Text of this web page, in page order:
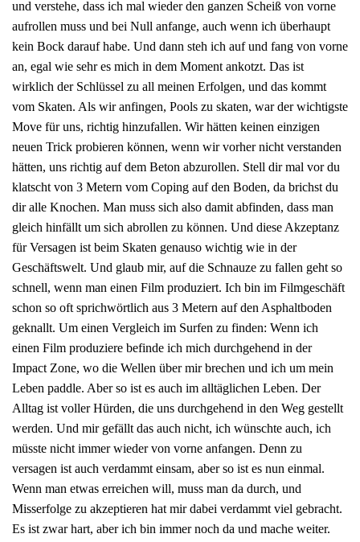
und verstehe, dass ich mal wieder den ganzen Scheiß von vorne
aufrollen muss und bei Null anfange, auch wenn ich überhaupt
kein Bock darauf habe. Und dann steh ich auf und fang von vorne
an, egal wie sehr es mich in dem Moment ankotzt. Das ist
wirklich der Schlüssel zu all meinen Erfolgen, und das kommt
vom Skaten. Als wir anfingen, Pools zu skaten, war der wichtigste
Move für uns, richtig hinzufallen. Wir hätten keinen einzigen
neuen Trick probieren können, wenn wir vorher nicht verstanden
hätten, uns richtig auf dem Beton abzurollen. Stell dir mal vor du
klatscht von 3 Metern vom Coping auf den Boden, da brichst du
dir alle Knochen. Man muss sich also damit abfinden, dass man
gleich hinfällt um sich abrollen zu können. Und diese Akzeptanz
für Versagen ist beim Skaten genauso wichtig wie in der
Geschäftswelt. Und glaub mir, auf die Schnauze zu fallen geht so
schnell, wenn man einen Film produziert. Ich bin im Filmgeschäft
schon so oft sprichwörtlich aus 3 Metern auf den Asphaltboden
geknallt. Um einen Vergleich im Surfen zu finden: Wenn ich
einen Film produziere befinde ich mich durchgehend in der
Impact Zone, wo die Wellen über mir brechen und ich um mein
Leben paddle. Aber so ist es auch im alltäglichen Leben. Der
Alltag ist voller Hürden, die uns durchgehend in den Weg gestellt
werden. Und mir gefällt das auch nicht, ich wünschte auch, ich
müsste nicht immer wieder von vorne anfangen. Denn zu
versagen ist auch verdammt einsam, aber so ist es nun einmal.
Wenn man etwas erreichen will, muss man da durch, und
Misserfolge zu akzeptieren hat mir dabei verdammt viel gebracht.
Es ist zwar hart, aber ich bin immer noch da und mache weiter.